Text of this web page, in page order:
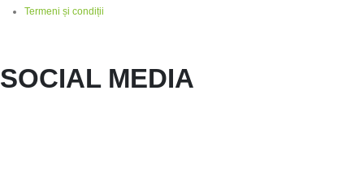
Termeni și condiții
SOCIAL MEDIA